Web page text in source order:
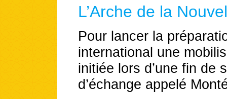
L’Arche de la
Pour lancer la
international une
initiée lors d’une fin de
d’échange appelé